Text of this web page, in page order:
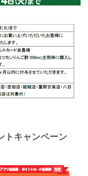
キャンペーン